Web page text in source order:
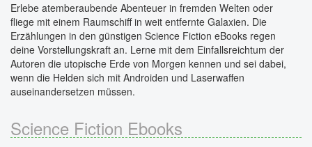
Erlebe atemberaubende Abenteuer in fremden Welten oder
fliege mit einem Raumschiff in weit entfernte Galaxien. Die
Erzählungen in den günstigen Science Fiction eBooks regen
deine Vorstellungskraft an. Lerne mit dem Einfallsreichtum der
Autoren die utopische Erde von Morgen kennen und sei dabei,
wenn die Helden sich mit Androiden und Laserwaffen
auseinandersetzen müssen.
Science Fiction Ebooks